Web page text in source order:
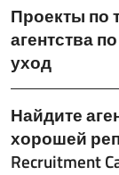
Проекты по
агентства
уход
Найдите
хорошей
Recruitment